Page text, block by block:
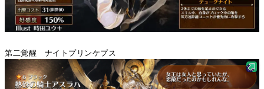
第二覚醒 ナイトプリンケプス